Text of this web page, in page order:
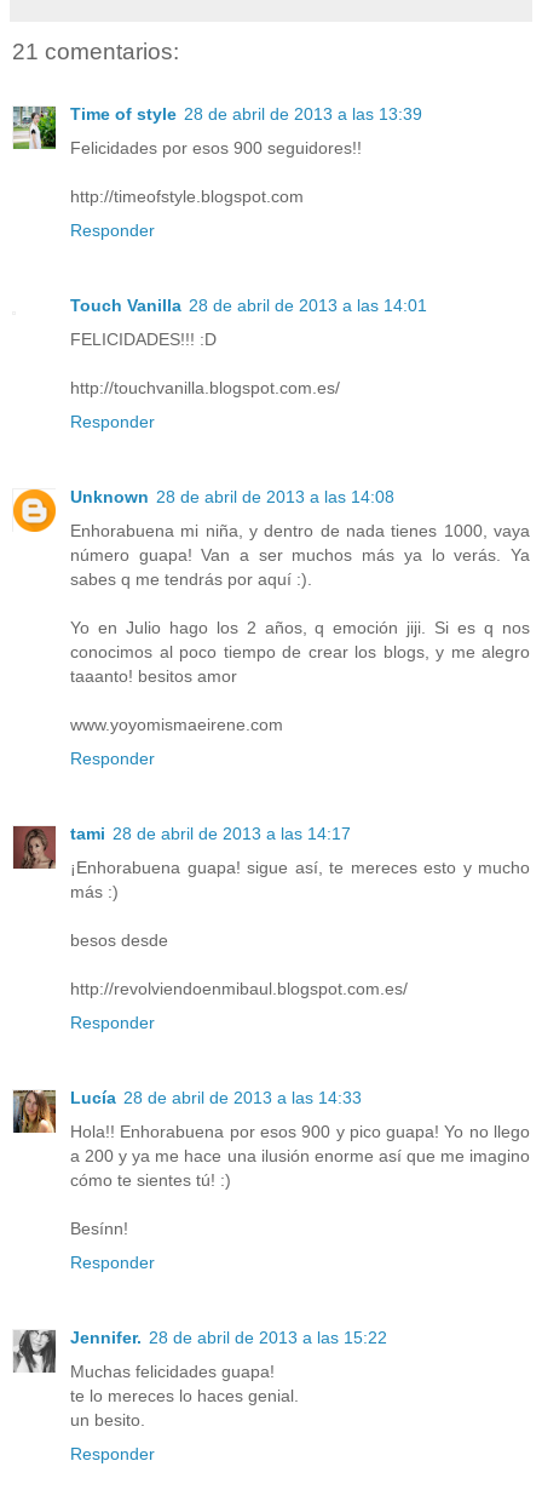
21 comentarios:
Time of style 28 de abril de 2013 a las 13:39
Felicidades por esos 900 seguidores!!
http://timeofstyle.blogspot.com
Responder
Touch Vanilla 28 de abril de 2013 a las 14:01
FELICIDADES!!! :D
http://touchvanilla.blogspot.com.es/
Responder
Unknown 28 de abril de 2013 a las 14:08
Enhorabuena mi niña, y dentro de nada tienes 1000, vaya
número guapa! Van a ser muchos más ya lo verás. Ya
sabes q me tendrás por aquí :).
Yo en Julio hago los 2 años, q emoción jiji. Si es q nos
conocimos al poco tiempo de crear los blogs, y me alegro
taaanto! besitos amor
www.yoyomismaeirene.com
Responder
tami 28 de abril de 2013 a las 14:17
¡Enhorabuena guapa! sigue así, te mereces esto y mucho
más :)
besos desde
http://revolviendoenmibaul.blogspot.com.es/
Responder
Lucía 28 de abril de 2013 a las 14:33
Hola!! Enhorabuena por esos 900 y pico guapa! Yo no llego
a 200 y ya me hace una ilusión enorme así que me imagino
cómo te sientes tú! :)
Besínn!
Responder
Jennifer. 28 de abril de 2013 a las 15:22
Muchas felicidades guapa!
te lo mereces lo haces genial.
un besito.
Responder